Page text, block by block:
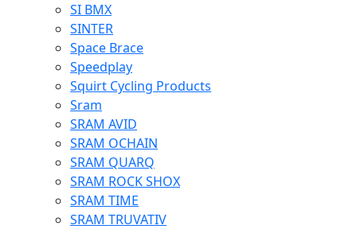
SI BMX
SINTER
Space Brace
Speedplay
Squirt Cycling Products
Sram
SRAM AVID
SRAM OCHAIN
SRAM QUARQ
SRAM ROCK SHOX
SRAM TIME
SRAM TRUVATIV